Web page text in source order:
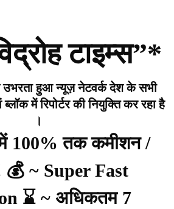
टाइम्स”*
हुआ न्यूज़ नेटवर्क देश के सभी
में रिपोर्टर की नियुक्ति कर रहा है
।
में 100% तक कमीशन /
💰 ~ Super Fast
⌛ ~ अधिकतम 7